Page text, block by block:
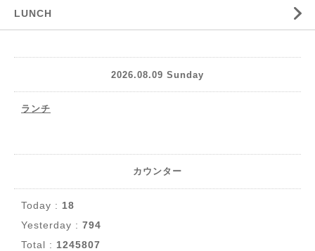
LUNCH
2026.08.09 Sunday
ランチ
カウンター
Today : 18
Yesterday : 794
Total : 1245807